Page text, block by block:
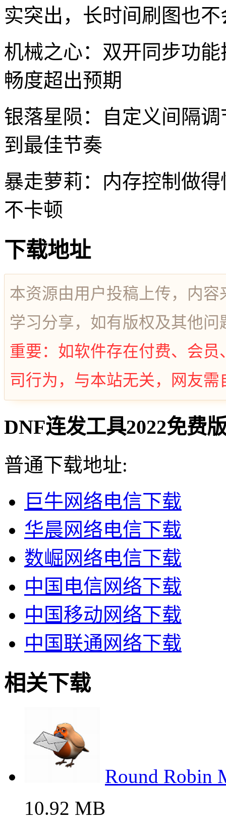
实突出，长时间刷图也
机械之心：双开同步功
畅度超出预期
银落星陨：自定义间隔
到最佳节奏
暴走萝莉：内存控制做
不卡顿
下载地址
本资源由用户投稿上传，内
学习分享，如有版权及其他
重要：如软件存在付费、会
司行为，与本站无关，网友需
DNF连发工具2022免费
普通下载地址:
巨牛网络电信下载
华晨网络电信下载
数崛网络电信下载
中国电信网络下载
中国移动网络下载
中国联通网络下载
相关下载
Round Robin
10.92 MB